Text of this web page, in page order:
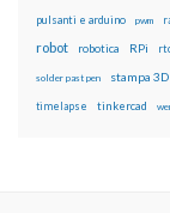
pulsanti e arduino pwm
robot robotica RPi
solder past pen stampa 3D
timelapse tinkercad